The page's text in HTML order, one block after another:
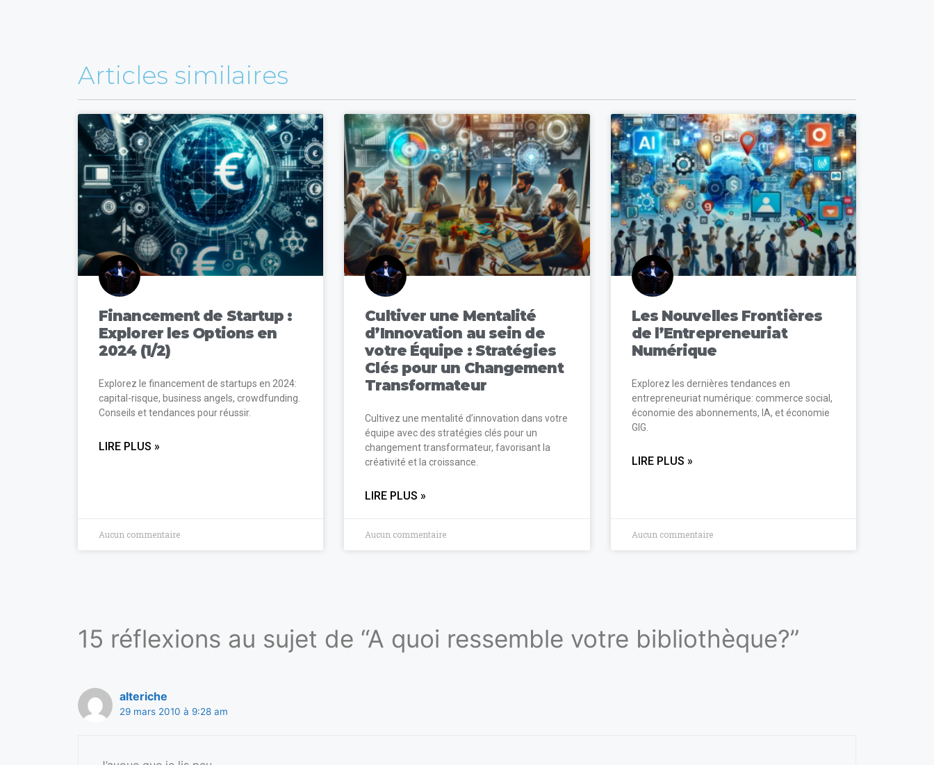
Articles similaires
Financement de Startup :
Explorer les Options en
2024 (1/2)
Explorez le financement de startups en 2024:
capital-risque, business angels, crowdfunding.
Conseils et tendances pour réussir.
LIRE PLUS »
Aucun commentaire
Cultiver une Mentalité
d’Innovation au sein de
votre Équipe : Stratégies
Clés pour un Changement
Transformateur
Cultivez une mentalité d’innovation dans votre
équipe avec des stratégies clés pour un
changement transformateur, favorisant la
créativité et la croissance.
LIRE PLUS »
Aucun commentaire
Les Nouvelles Frontières
de l’Entrepreneuriat
Numérique
Explorez les dernières tendances en
entrepreneuriat numérique: commerce social,
économie des abonnements, IA, et économie
GIG.
LIRE PLUS »
Aucun commentaire
15 réflexions au sujet de “A quoi ressemble votre bibliothèque?”
alteriche
29 mars 2010 à 9:28 am